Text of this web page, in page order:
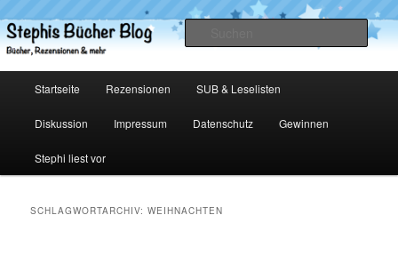
primären
Inhalt
sekundären
Inhalt
Stephis Bücher Blog
Startseite Rezensionen SUB & Leselisten
Diskussion Impressum Datenschutz Gewinnen
Stephi liest vor
SCHLAGWORTARCHIV:WEIHNACHTEN